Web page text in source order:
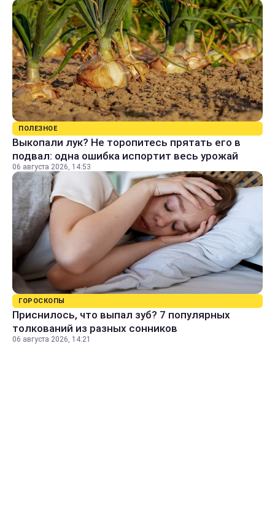
ПОЛЕЗНОЕ
Выкопали лук? Не торопитесь прятать его в
подвал: одна ошибка испортит весь урожай
06 августа 2026, 14:53
ГОРОСКОПЫ
Приснилось, что выпал зуб? 7 популярных
толкований из разных сонников
06 августа 2026, 14:21